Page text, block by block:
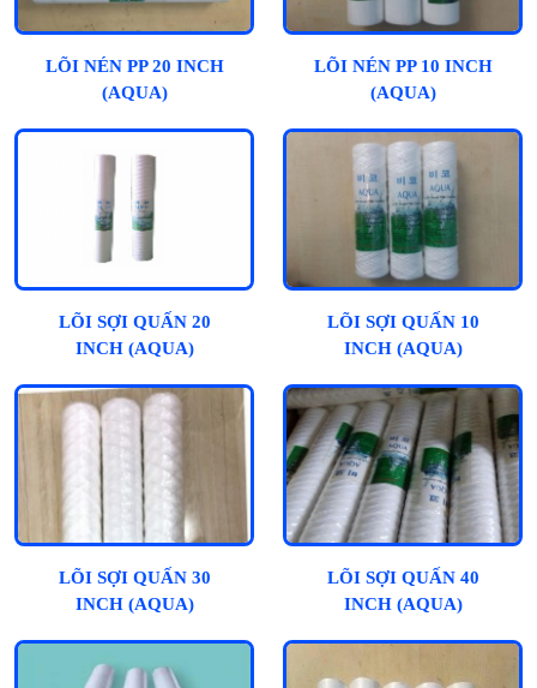
LÕI NÉN PP 20 INCH
(AQUA)
LÕI NÉN PP 10 INCH
(AQUA)
LÕI SỢI QUẤN 20
INCH (AQUA)
LÕI SỢI QUẤN 10
INCH (AQUA)
LÕI SỢI QUẤN 30
INCH (AQUA)
LÕI SỢI QUẤN 40
INCH (AQUA)